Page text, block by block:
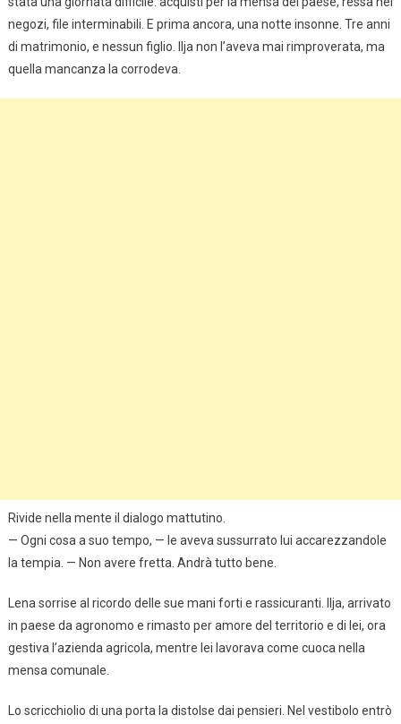
negozi, file interminabili. E prima ancora, una notte insonne. Tre anni
di matrimonio, e nessun figlio. Ilja non l’aveva mai rimproverata, ma
quella mancanza la corrodeva.
Rivide nella mente il dialogo mattutino.
— Ogni cosa a suo tempo, — le aveva sussurrato lui accarezzandole
la tempia. — Non avere fretta. Andrà tutto bene.
Lena sorrise al ricordo delle sue mani forti e rassicuranti. Ilja, arrivato
in paese da agronomo e rimasto per amore del territorio e di lei, ora
gestiva l’azienda agricola, mentre lei lavorava come cuoca nella
mensa comunale.
Lo scricchiolio di una porta la distolse dai pensieri. Nel vestibolo entrò